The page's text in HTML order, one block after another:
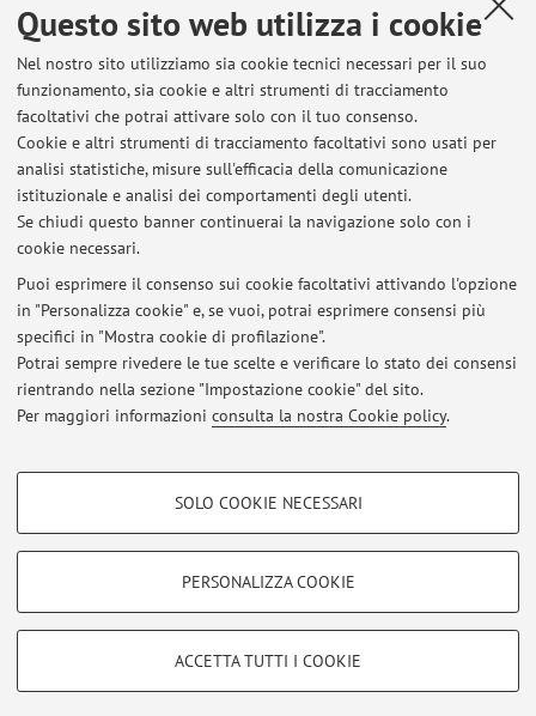
Questo sito web utilizza i cookie
Nel nostro sito utilizziamo sia cookie tecnici necessari per il suo
funzionamento, sia cookie e altri strumenti di tracciamento
facoltativi che potrai attivare solo con il tuo consenso.
Cookie e altri strumenti di tracciamento facoltativi sono usati per
analisi statistiche, misure sull'efficacia della comunicazione
istituzionale e analisi dei comportamenti degli utenti.
Se chiudi questo banner continuerai la navigazione solo con i
cookie necessari.
Puoi esprimere il consenso sui cookie facoltativi attivando l'opzione
in "Personalizza cookie" e, se vuoi, potrai esprimere consensi più
specifici in "Mostra cookie di profilazione".
Potrai sempre rivedere le tue scelte e verificare lo stato dei consensi
rientrando nella sezione "Impostazione cookie" del sito.
Per maggiori informazioni consulta la nostra Cookie policy.
COOKIE DI PROFILAZIONE - FACOLTATIVI
COOKIE TECNICI - NECESSARI
Si tratta di cookie tecnici utilizzati, a titolo esemplificativo, per il corretto
SOLO COOKIE NECESSARI
PERSONALIZZA COOKIE
ACCETTA TUTTI I COOKIE
Componente del corso integrato SCIENZA DEL FARMACO
E IGIENE (C.I.)
Campus:Bologna
Corso:
Laurea Magistrale in Biologia della salute
Periodo delle lezioni: dal 6 ottobre 2026 al 1 dicembre
2026
Ultimi avvisi
Al momento non sono presenti avvisi.
Area riservata
Accedi tramiteloginper gestire tutti i contenuti del sito.
Zamboni, 33 - 40126 Bologna - Partita IVA: 01131710376